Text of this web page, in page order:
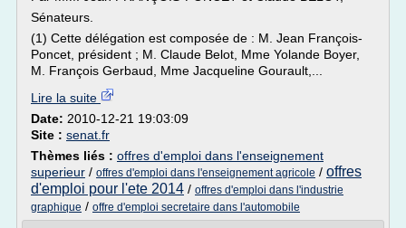
Sénateurs.
(1) Cette délégation est composée de : M. Jean François-
Poncet, président ; M. Claude Belot, Mme Yolande Boyer,
M. François Gerbaud, Mme Jacqueline Gourault,...
Lire la suite
Date: 2010-12-21 19:03:09
Site : senat.fr
Thèmes liés : offres d'emploi dans l'enseignement
superieur / offres d'emploi dans l'enseignement agricole / offres
d'emploi pour l'ete 2014 / offres d'emploi dans l'industrie
graphique / offre d'emploi secretaire dans l'automobile